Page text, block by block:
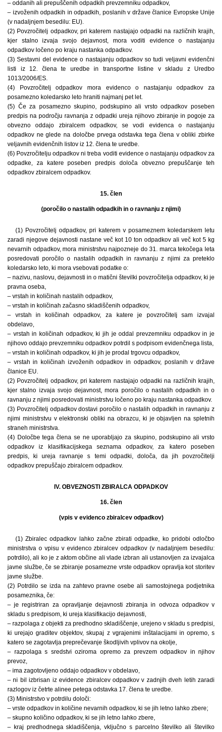
– oddanih ali prepuščenih odpadkih prevzemniku odpadkov,
– izvoženih odpadkih in odpadkih, poslanih v države članice Evropske Unije
(v nadaljnjem besedilu: EU).
(2) Povzročitelj odpadkov, pri katerem nastajajo odpadki na različnih krajih,
kjer stalno izvaja svojo dejavnost, mora voditi evidence o nastajanju
odpadkov ločeno po kraju nastanka odpadkov.
(3) Sestavni del evidence o nastajanju odpadkov so tudi veljavni evidenčni
listi iz 12. člena te uredbe in transportne listine v skladu z Uredbo
1013/2006/ES.
(4) Povzročitelj odpadkov mora evidenco o nastajanju odpadkov za
posamezno koledarsko leto hraniti najmanj pet let.
(5) Če za posamezno skupino, podskupino ali vrsto odpadkov poseben
predpis na področju ravnanja z odpadki ureja njihovo zbiranje in pogoje za
obvezno oddajo zbiralcem odpadkov, se vodi evidenca o nastajanju
odpadkov ne glede na določbe prvega odstavka tega člena v obliki zbirke
veljavnih evidenčnih listov iz 12. člena te uredbe.
(6) Povzročitelju odpadkov ni treba voditi evidence o nastajanju odpadkov za
odpadke, za katere poseben predpis določa obvezno prepuščanje teh
odpadkov zbiralcem odpadkov.
15. člen
(poročilo o nastalih odpadkih in o ravnanju z njimi)
(1) Povzročitelj odpadkov, pri katerem v posameznem koledarskem letu
zaradi njegove dejavnosti nastane več kot 10 ton odpadkov ali več kot 5 kg
nevarnih odpadkov, mora ministrstvu najpozneje do 31. marca tekočega leta
posredovati poročilo o nastalih odpadkih in ravnanju z njimi za preteklo
koledarsko leto, ki mora vsebovati podatke o:
– nazivu, naslovu, dejavnosti in o matični številki povzročitelja odpadkov, ki je
pravna oseba,
– vrstah in količinah nastalih odpadkov,
– vrstah in količinah začasno skladiščenih odpadkov,
– vrstah in količinah odpadkov, za katere je povzročitelj sam izvajal
obdelavo,
– vrstah in količinah odpadkov, ki jih je oddal prevzemniku odpadkov in je
njihovo oddajo prevzemniku odpadkov potrdil s podpisom evidenčnega lista,
– vrstah in količinah odpadkov, ki jih je prodal trgovcu odpadkov,
– vrstah in količinah izvoženih odpadkov in odpadkov, poslanih v države
članice EU.
(2) Povzročitelj odpadkov, pri katerem nastajajo odpadki na različnih krajih,
kjer stalno izvaja svojo dejavnost, mora poročilo o nastalih odpadkih in o
ravnanju z njimi posredovati ministrstvu ločeno po kraju nastanka odpadkov.
(3) Povzročitelj odpadkov dostavi poročilo o nastalih odpadkih in ravnanju z
njimi ministrstvu v elektronski obliki na obrazcu, ki je objavljen na spletnih
straneh ministrstva.
(4) Določbe tega člena se ne uporabljajo za skupino, podskupino ali vrsto
odpadkov iz klasifikacijskega seznama odpadkov, za katero poseben
predpis, ki ureja ravnanje s temi odpadki, določa, da jih povzročitelji
odpadkov prepuščajo zbiralcem odpadkov.
IV. OBVEZNOSTI ZBIRALCA ODPADKOV
16. člen
(vpis v evidenco zbiralcev odpadkov)
(1) Zbiralec odpadkov lahko začne zbirati odpadke, ko pridobi odločbo
ministrstva o vpisu v evidenco zbiralcev odpadkov (v nadaljnjem besedilu:
potrdilo), ali ko je z aktom občine ali vlade izbran ali ustanovljen za izvajalca
javne službe, če se zbiranje posamezne vrste odpadkov opravlja kot storitev
javne službe.
(2) Potrdilo se izda na zahtevo pravne osebe ali samostojnega podjetnika
posameznika, če:
– je registriran za opravljanje dejavnosti zbiranja in odvoza odpadkov v
skladu s predpisom, ki ureja klasifikacijo dejavnosti,
– razpolaga z objekti za predhodno skladiščenje, urejeno v skladu s predpisi,
ki urejajo graditev objektov, skupaj z vgrajenimi inštalacijami in opremo, s
katero se zagotavlja preprečevanje škodljivih vplivov na okolje,
– razpolaga s sredstvi oziroma opremo za prevzem odpadkov in njihov
prevoz,
– ima zagotovljeno oddajo odpadkov v obdelavo,
– ni bil izbrisan iz evidence zbiralcev odpadkov v zadnjih dveh letih zaradi
razlogov iz četrte alinee petega odstavka 17. člena te uredbe.
(3) Ministrstvo v potrdilu določi:
– vrste odpadkov in količine nevarnih odpadkov, ki se jih letno lahko zbere;
– skupno količino odpadkov, ki se jih letno lahko zbere,
– kraj predhodnega skladiščenja, vključno s parcelno številko ali številko